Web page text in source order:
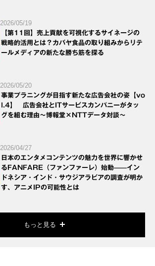
2026/05/19
【第11回】売上貢献を可視化するサイネージの
戦略的活用とは？カバヤ食品の取り組みからリテ
ールメディアの新たな勝ち筋を探る
2026/05/20
事業プラニングが目指す新たな広告会社の姿【vo
l.4】 広告会社とITサービスカンパニーがタッ
グを組む理由～博報堂×NTTデータ対談～
2026/04/27
日本のエンタメコンテンツの魅力を世界に響かせ
るFANFARE（ファンファーレ）始動——イン
ドネシア・インド・サウジアラビアの調査が明か
す、アニメIPの可能性とは
もっと見る